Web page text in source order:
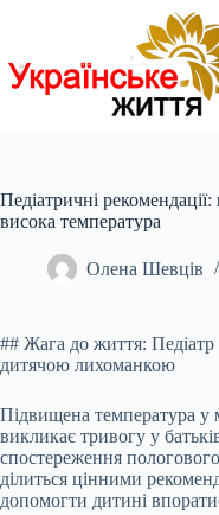
Педіатричні
висока температура
Олена Шевців
## Жага до життя: Педіатр
дитячою лихоманкою
Підвищена температура
викликає тривогу у
спостереження
ділиться цінними
допомогти дитині